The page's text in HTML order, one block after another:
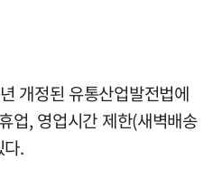
개정된 유통산업발전법에
업, 영업시간 제한(새벽배송
.